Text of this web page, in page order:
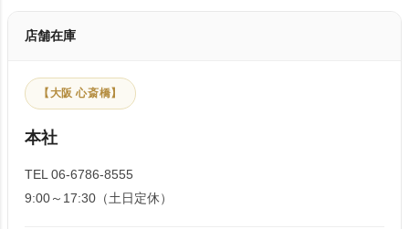
店舗在庫
【大阪 心斎橋】
本社
TEL 06-6786-8555
9:00～17:30（土日定休）